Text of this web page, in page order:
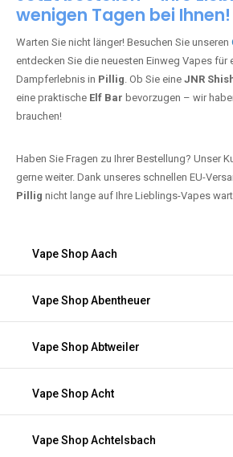
wenigen Tagen bei Ihnen!
Warten Sie nicht länger! Besuchen Sie unseren
entdecken Sie die neuesten Einweg Vapes für
Dampferlebnis in Pillig. Ob Sie eine JNR
eine praktische Elf Bar bevorzugen – wir
brauchen!
Haben Sie Fragen zu Ihrer Bestellung? Unser
gerne weiter. Dank unseres schnellen EU-
Pillig nicht lange auf Ihre Lieblings-Vapes
Vape Shop Aach
Vape Shop Abentheuer
Vape Shop Abtweiler
Vape Shop Acht
Vape Shop Achtelsbach